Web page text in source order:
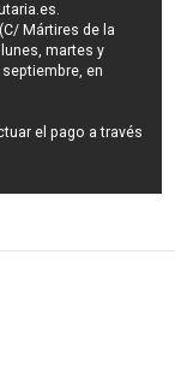
.
Mártires de la
martes y
en
el pago a través